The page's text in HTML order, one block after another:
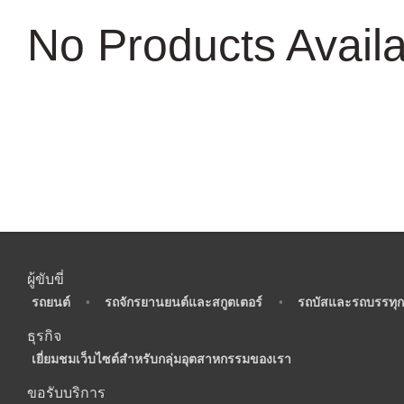
No Products
ผู้ขับขี่
รถยนต์ • รถจักรยานยนต์และสกูตเตอร์ • รถบัสและรถบรรทุก
ธุรกิจ
เยี่ยมชมเว็บไซต์สำหรับกลุ่มอุตสาหกรรมของเรา
ขอรับบริการ